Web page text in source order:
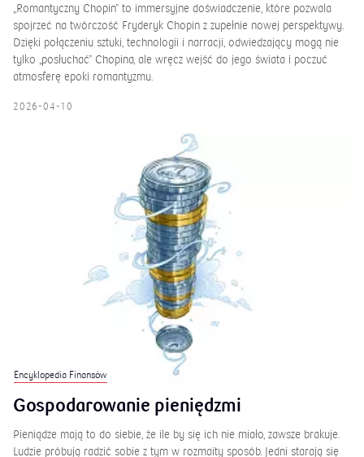
„Romantyczny Chopin” to immersyjne doświadczenie, które pozwala
spojrzeć na twórczość Fryderyk Chopin z zupełnie nowej perspektywy.
Dzięki połączeniu sztuki, technologii i narracji, odwiedzający mogą nie
tylko „posłuchać” Chopina, ale wręcz wejść do jego świata i poczuć
atmosferę epoki romantyzmu.
2026-04-10
Encyklopedia Finansów
Gospodarowanie pieniędzmi
Pieniądze mają to do siebie, że ile by się ich nie miało, zawsze brakuje.
Ludzie próbują radzić sobie z tym w rozmaity sposób. Jedni starają się